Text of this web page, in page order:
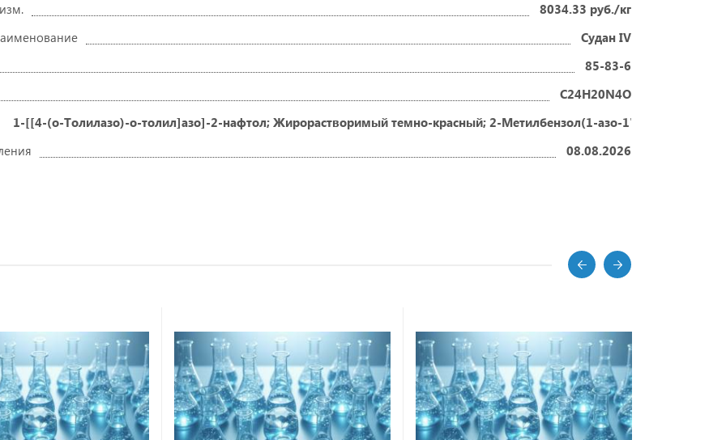
8034.33 руб./кг
Судан IV
85-83-6
C24H20N4O
1-[[4-(о-Толилазо)-о-толил]азо]-2-нафтол; Жирорастворимый темно-красный; 2-Метилбензол(1-азо-1')-3'-
08.08.2026